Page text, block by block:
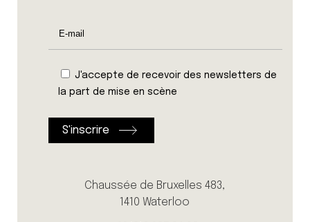
J'accepte de recevoir des newsletters de
la part de mise en scène
Chaussée de Bruxelles 483,
1410 Waterloo